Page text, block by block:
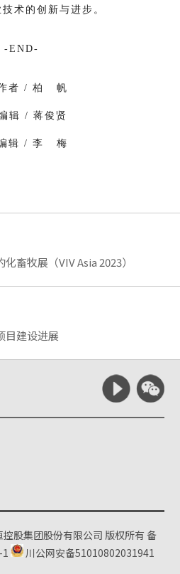
术的创新与进步。
-END-
者 / 柏 帆
辑 / 蒋俊贤
辑 / 李 梅
畜牧展（VIV Asia 2023）
目建设进展
股集团股份有限公司 版权所有备
川公网安备51010802031941